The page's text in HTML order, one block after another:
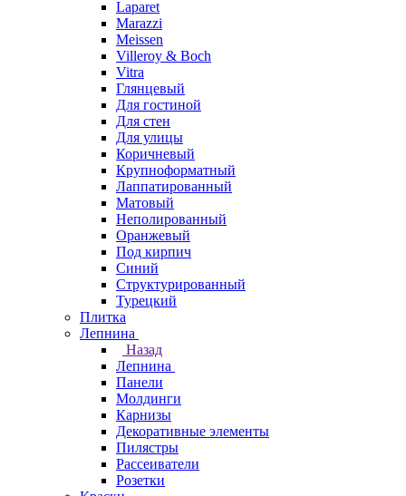
Laparet
Marazzi
Meissen
Villeroy & Boch
Vitra
Глянцевый
Для гостиной
Для стен
Для улицы
Коричневый
Крупноформатный
Лаппатированный
Матовый
Неполированный
Оранжевый
Под кирпич
Синий
Структурированный
Турецкий
Плитка
Лепнина
Назад
Лепнина
Панели
Молдинги
Карнизы
Декоративные элементы
Пилястры
Рассеиватели
Розетки